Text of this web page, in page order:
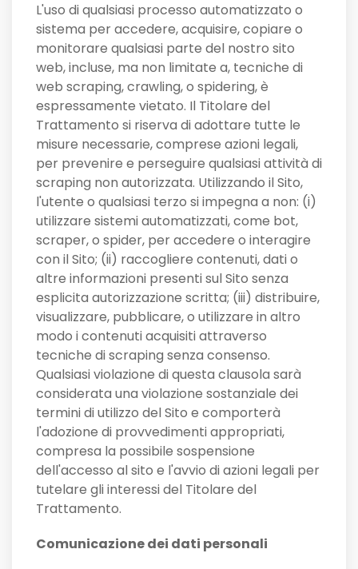
L'uso di qualsiasi processo automatizzato o
sistema per accedere, acquisire, copiare o
monitorare qualsiasi parte del nostro sito
web, incluse, ma non limitate a, tecniche di
web scraping, crawling, o spidering, è
espressamente vietato. Il Titolare del
Trattamento si riserva di adottare tutte le
misure necessarie, comprese azioni legali,
per prevenire e perseguire qualsiasi attività di
scraping non autorizzata. Utilizzando il Sito,
l'utente o qualsiasi terzo si impegna a non: (i)
utilizzare sistemi automatizzati, come bot,
scraper, o spider, per accedere o interagire
con il Sito; (ii) raccogliere contenuti, dati o
altre informazioni presenti sul Sito senza
esplicita autorizzazione scritta; (iii) distribuire,
visualizzare, pubblicare, o utilizzare in altro
modo i contenuti acquisiti attraverso
tecniche di scraping senza consenso.
Qualsiasi violazione di questa clausola sarà
considerata una violazione sostanziale dei
termini di utilizzo del Sito e comporterà
l'adozione di provvedimenti appropriati,
compresa la possibile sospensione
dell'accesso al sito e l'avvio di azioni legali per
tutelare gli interessi del Titolare del
Trattamento.
Comunicazione dei dati personali